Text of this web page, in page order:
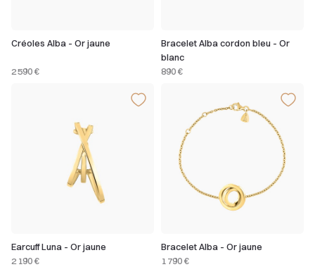
Créoles Alba - Or jaune
2 590 €
Bracelet Alba cordon bleu - Or
blanc
890 €
Earcuff Luna - Or jaune
2 190 €
Bracelet Alba - Or jaune
1 790 €